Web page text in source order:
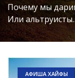
Почему мы
Или
АФИША ХАЙФЫ